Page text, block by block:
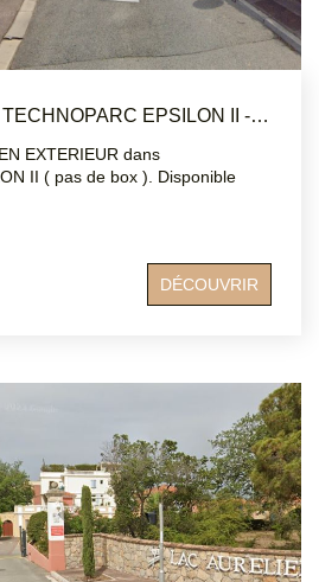
SAINT-RAPHAEL - TECHNOPARC EPSILON II - STATIONNEMENT EXTÉRIEUR
EXTERIEUR dans
II ( pas de box ). Disponible
DÉCOUVRIR